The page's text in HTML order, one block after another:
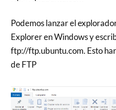
Podemos lanzar el
Explorer en Windows y
ftp://ftp.ubuntu.com. Esto
de FTP